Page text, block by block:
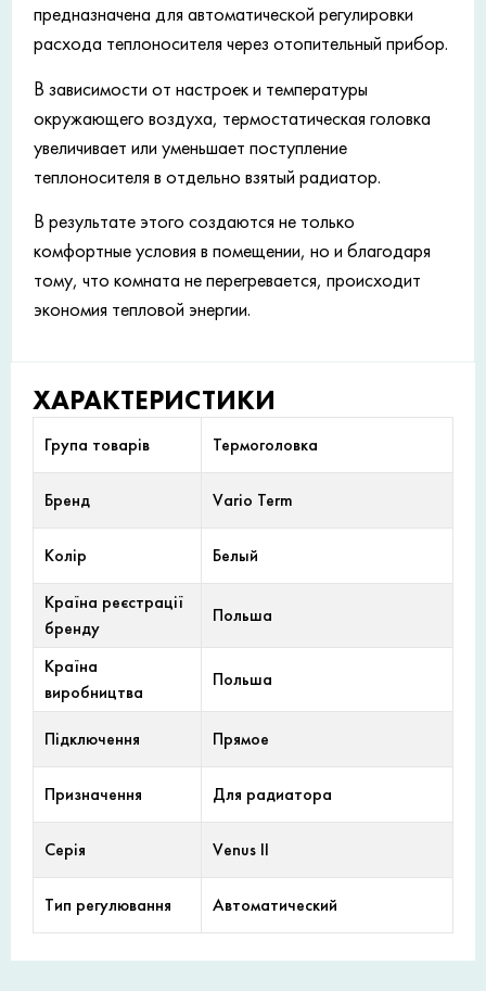
предназначена для автоматической регулировки
расхода теплоносителя через отопительный прибор.
В зависимости от настроек и температуры
окружающего воздуха, термостатическая головка
увеличивает или уменьшает поступление
теплоносителя в отдельно взятый радиатор.
В результате этого создаются не только
комфортные условия в помещении, но и благодаря
тому, что комната не перегревается, происходит
экономия тепловой энергии.
ХАРАКТЕРИСТИКИ
Група товарів Термоголовка
Бренд Vario Term
Колір Белый
Країна реєстрації
бренду
Польша
Країна
виробництва
Польша
Підключення Прямое
Призначення Для радиатора
Серія Venus II
Тип регулювання Автоматический